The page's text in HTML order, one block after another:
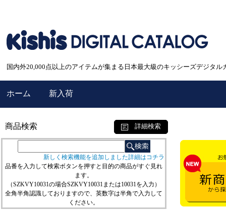
国内外20,000点以上のアイテムが集まる日本最大級のキッシーズデジタル
ホーム 新入荷
商品検索 詳細検索
新しく検索機能を追加しました詳細はコチラ
品番を入力して検索ボタンを押すと目的の商品がすぐ見れ
ます。
（SZKVY10031の場合SZKVY10031または10031を入力）
全角半角認識しておりますので、英数字は半角で入力して
ください。